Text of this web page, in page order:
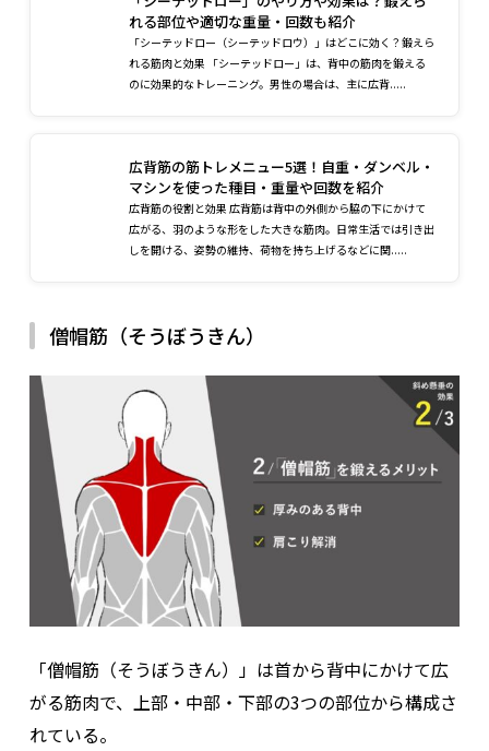
れる部位や適切な重量・回数も紹介
「シーテッドロー（シーテッドロウ）」はどこに効く？鍛えら
れる筋肉と効果 「シーテッドロー」は、背中の筋肉を鍛える
のに効果的なトレーニング。男性の場合は、主に広背.....
広背筋の筋トレメニュー5選！自重・ダンベル・
マシンを使った種目・重量や回数を紹介
広背筋の役割と効果 広背筋は背中の外側から脇の下にかけて
広がる、羽のような形をした大きな筋肉。日常生活では引き出
しを開ける、姿勢の維持、荷物を持ち上げるなどに関.....
僧帽筋（そうぼうきん）
「僧帽筋（そうぼうきん）」は首から背中にかけて広
がる筋肉で、上部・中部・下部の3つの部位から構成さ
れている。